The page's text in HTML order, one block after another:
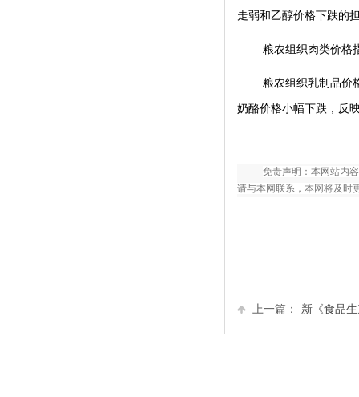
走弱和乙醇价格下跌的
粮农组织肉类价格
粮农组织乳制品价
奶酪价格小幅下跌，反
免责声明：本网站内
请与本网联系，本网将及时
上一篇： 新《食品